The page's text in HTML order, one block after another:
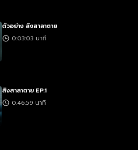
ตัวอย่าง สิงสาลาตาย
0:03:03 นาที
สิงสาลาตาย EP.1
0:46:59 นาที